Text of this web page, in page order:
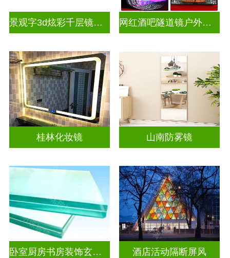
景观字3d炫彩千层镜深渊镜 网红酒吧隧道镜户外门头招牌深渊镜
桂林化妆镜 山南防雾镜
卧室厨房书房装饰玄关隔断 酒店活动隔断屏风